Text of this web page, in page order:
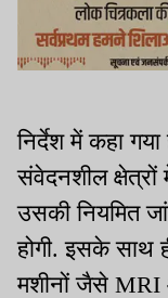
निर्देश में कहा
संवेदनशील
उसकी नियमित
होगी. इसके साथ
मशीनों जैसे